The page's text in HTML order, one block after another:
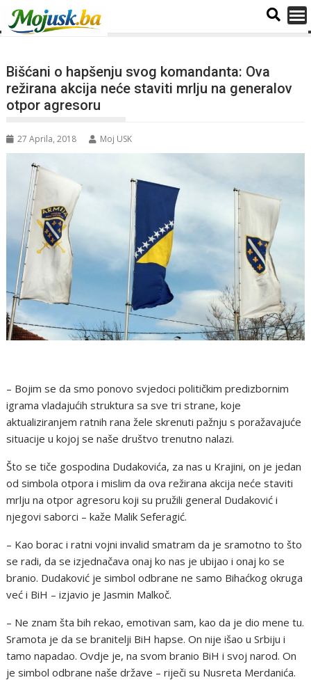
Bišćani o hapšenju svog komandanta: Ova
režirana akcija neće staviti mrlju na generalov
otpor agresoru
27 Aprila, 2018 Moj USK
– Bojim se da smo ponovo svjedoci političkim predizbornim
igrama vladajućih struktura sa sve tri strane, koje
aktualiziranjem ratnih rana žele skrenuti pažnju s poražavajuće
situacije u kojoj se naše društvo trenutno nalazi.
Što se tiče gospodina Dudakovića, za nas u Krajini, on je jedan
od simbola otpora i mislim da ova režirana akcija neće staviti
mrlju na otpor agresoru koji su pružili general Dudaković i
njegovi saborci – kaže Malik Seferagić.
– Kao borac i ratni vojni invalid smatram da je sramotno to što
se radi, da se izjednačava onaj ko nas je ubijao i onaj ko se
branio. Dudaković je simbol odbrane ne samo Bihaćkog okruga
već i BiH – izjavio je Jasmin Malkoč.
– Ne znam šta bih rekao, emotivan sam, kao da je dio mene tu.
Sramota je da se branitelji BiH hapse. On nije išao u Srbiju i
tamo napadao. Ovdje je, na svom branio BiH i svoj narod. On
je simbol odbrane naše države – riječi su Nusreta Merdanića.